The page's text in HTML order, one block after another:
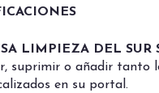
LIMPIEZA DEL SUR
suprimir o añadir tanto
en su portal.